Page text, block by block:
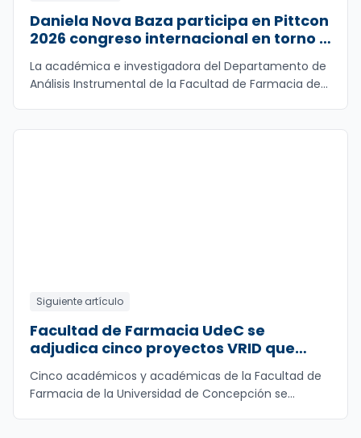
Daniela Nova Baza participa en Pittcon
2026 congreso internacional en torno a
la química analítica e instrumentación
La académica e investigadora del Departamento de
Análisis Instrumental de la Facultad de Farmacia de...
Siguiente artículo
Facultad de Farmacia UdeC se
adjudica cinco proyectos VRID que
fortalecen la investigación
interdisciplinaria
Cinco académicos y académicas de la Facultad de
Farmacia de la Universidad de Concepción se